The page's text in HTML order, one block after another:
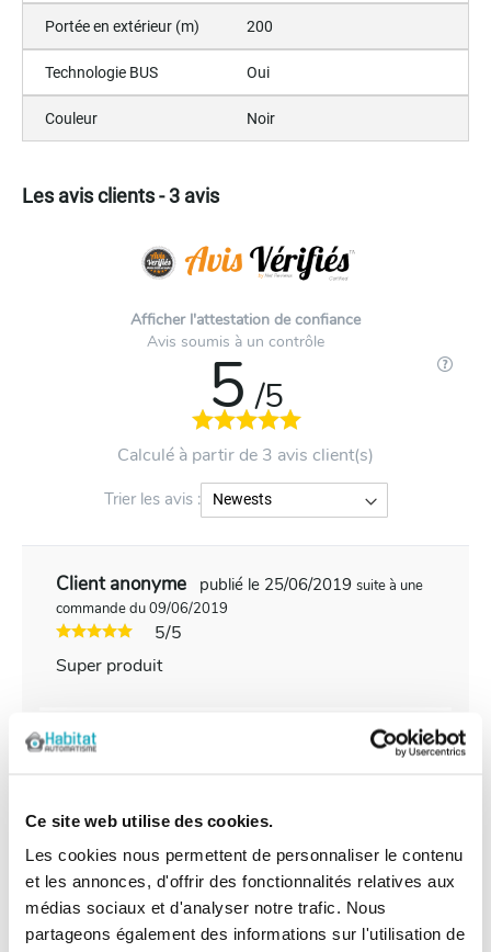
Ce site web utilise des cookies.
Les cookies nous permettent de personnaliser le contenu
et les annonces, d'offrir des fonctionnalités relatives aux
médias sociaux et d'analyser notre trafic. Nous
partageons également des informations sur l'utilisation de
Portée en extérieur (m) 200
Technologie BUS Oui
Couleur Noir
Les avis clients - 3 avis
Afficher l'attestation de confiance
Avis soumis à un contrôle
5/5
Calculé à partir de 3 avis client(s)
Trier les avis :
Client anonyme publié le 25/06/2019 suite à une
commande du 09/06/2019
5/5
Super produit
Client anonyme
suite à une
Bon et sérieux
Client anonymepublié le 07/07/2018 suite à une
commande du 09/06/2018